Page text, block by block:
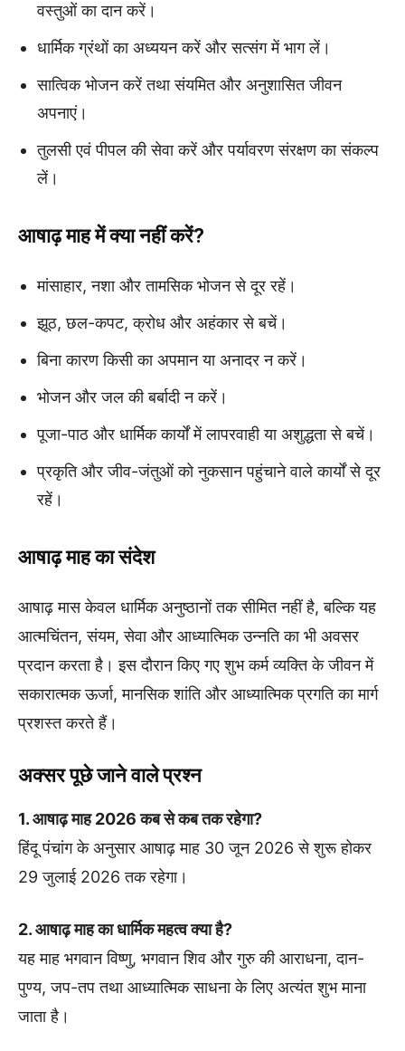
वस्तुओं का दान करें।
धार्मिक ग्रंथों का अध्ययन करें और सत्संग में भाग लें।
सात्विक भोजन करें तथा संयमित और अनुशासित जीवन
अपनाएं।
तुलसी एवं पीपल की सेवा करें और पर्यावरण संरक्षण का संकल्प
लें।
आषाढ़ माह में क्या नहीं करें?
मांसाहार, नशा और तामसिक भोजन से दूर रहें।
झूठ, छल-कपट, क्रोध और अहंकार से बचें।
बिना कारण किसी का अपमान या अनादर न करें।
भोजन और जल की बर्बादी न करें।
पूजा-पाठ और धार्मिक कार्यों में लापरवाही या अशुद्धता से बचें।
प्रकृति और जीव-जंतुओं को नुकसान पहुंचाने वाले कार्यों से दूर
रहें।
आषाढ़ माह का संदेश
आषाढ़ मास केवल धार्मिक अनुष्ठानों तक सीमित नहीं है, बल्कि यह
आत्मचिंतन, संयम, सेवा और आध्यात्मिक उन्नति का भी अवसर
प्रदान करता है। इस दौरान किए गए शुभ कर्म व्यक्ति के जीवन में
सकारात्मक ऊर्जा, मानसिक शांति और आध्यात्मिक प्रगति का मार्ग
प्रशस्त करते हैं।
अक्सर पूछे जाने वाले प्रश्न
1. आषाढ़ माह 2026 कब से कब तक रहेगा?
हिंदू पंचांग के अनुसार आषाढ़ माह 30 जून 2026 से शुरू होकर
29 जुलाई 2026 तक रहेगा।
2. आषाढ़ माह का धार्मिक महत्व क्या है?
यह माह भगवान विष्णु, भगवान शिव और गुरु की आराधना, दान-
पुण्य, जप-तप तथा आध्यात्मिक साधना के लिए अत्यंत शुभ माना
जाता है।